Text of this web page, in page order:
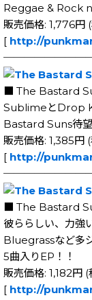
Reggae & Rock
販売価格: 1,776円
[ http://
■ The Bastard
SublimeとDrop
Bastard Suns待
販売価格: 1,385円
[ http://
■ The Bastard
彼ららしい、力
Bluegrassなど多
5曲入りEP！！
販売価格: 1,182円 (
[ http://